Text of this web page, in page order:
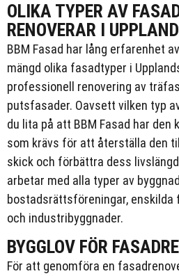
OLIKA TYPER AV
RENOVERAR I
BBM Fasad har lång erfarenhet
mängd olika fasadtyper i
professionell renovering av
putsfasader. Oavsett vilken typ
du lita på att BBM Fasad har den
som krävs för att återställa den
skick och förbättra dess
arbetar med alla typer av
bostadsrättsföreningar, enskilda
och industribyggnader.
BYGGLOV FÖR
För att genomföra en